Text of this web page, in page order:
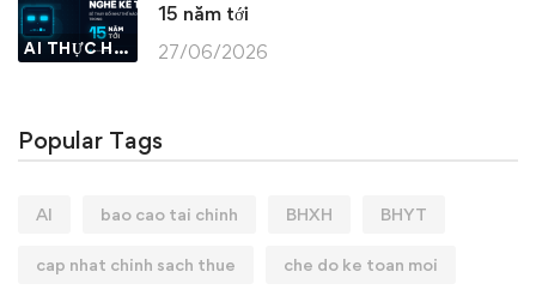
AI THỰC HÀNH
15 năm tới
27/06/2026
Popular Tags
AI bao cao tai chinh BHXH BHYT
cap nhat chinh sach thue che do ke toan moi